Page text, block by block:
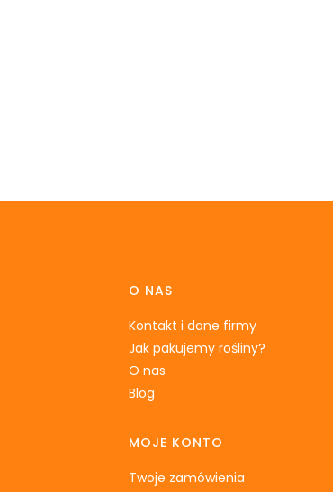
Linki w stopce
O NAS
Kontakt i dane firmy
Jak pakujemy rośliny?
O nas
Blog
MOJE KONTO
Twoje zamówienia